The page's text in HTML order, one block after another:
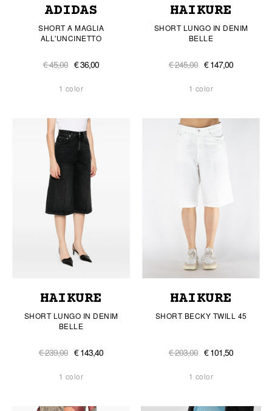
ADIDAS
SHORT A MAGLIA
ALL'UNCINETTO
€ 45,00 € 36,00
1 color
HAIKURE
SHORT LUNGO IN DENIM
BELLE
€ 245,00 € 147,00
1 color
HAIKURE
SHORT LUNGO IN DENIM
BELLE
€ 239,00 € 143,40
1 color
HAIKURE
SHORT BECKY TWILL 45
€ 203,00 € 101,50
1 color